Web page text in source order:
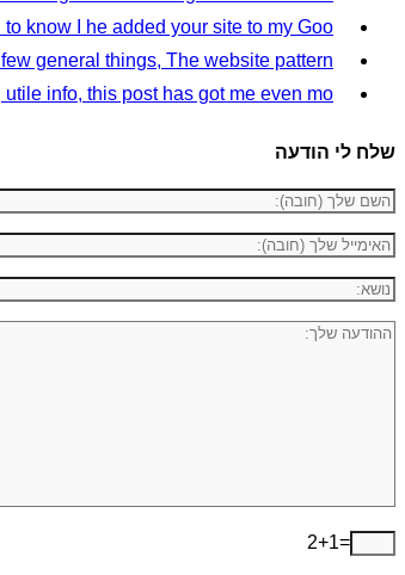
know I he added your site to my Goo...
general things, The website pattern...
info, this post has got me even mo...
שלח לי הודעה
2+1=